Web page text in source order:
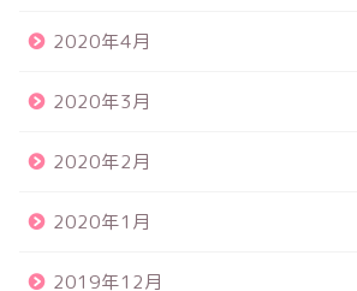
2020年4月
2020年3月
2020年2月
2020年1月
2019年12月